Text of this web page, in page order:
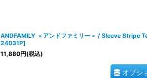
ANDFAMILY ＜アンドファミリー＞ / Sleeve Stripe
24031P]
11,880円(税込)
オプシ